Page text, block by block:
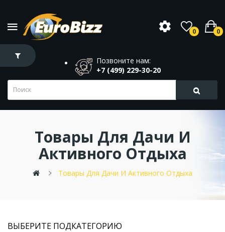
0 0
Позвоните нам:
+7 (499) 229-30-20
Товары Для Дачи И
Активного Отдыха
Товары Для Дачи И Активного Отдыха
ВЫБЕРИТЕ ПОДКАТЕГОРИЮ